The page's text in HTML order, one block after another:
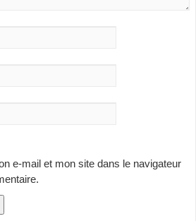
e-mail et mon site dans le navigateur